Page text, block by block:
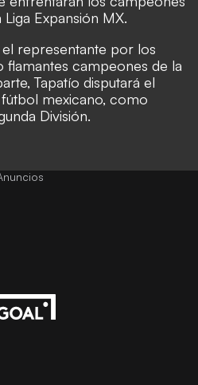
Expansión MX.
el representante por los
flamantes campeones de la
Tapatío disputará el
mexicano, como
División.